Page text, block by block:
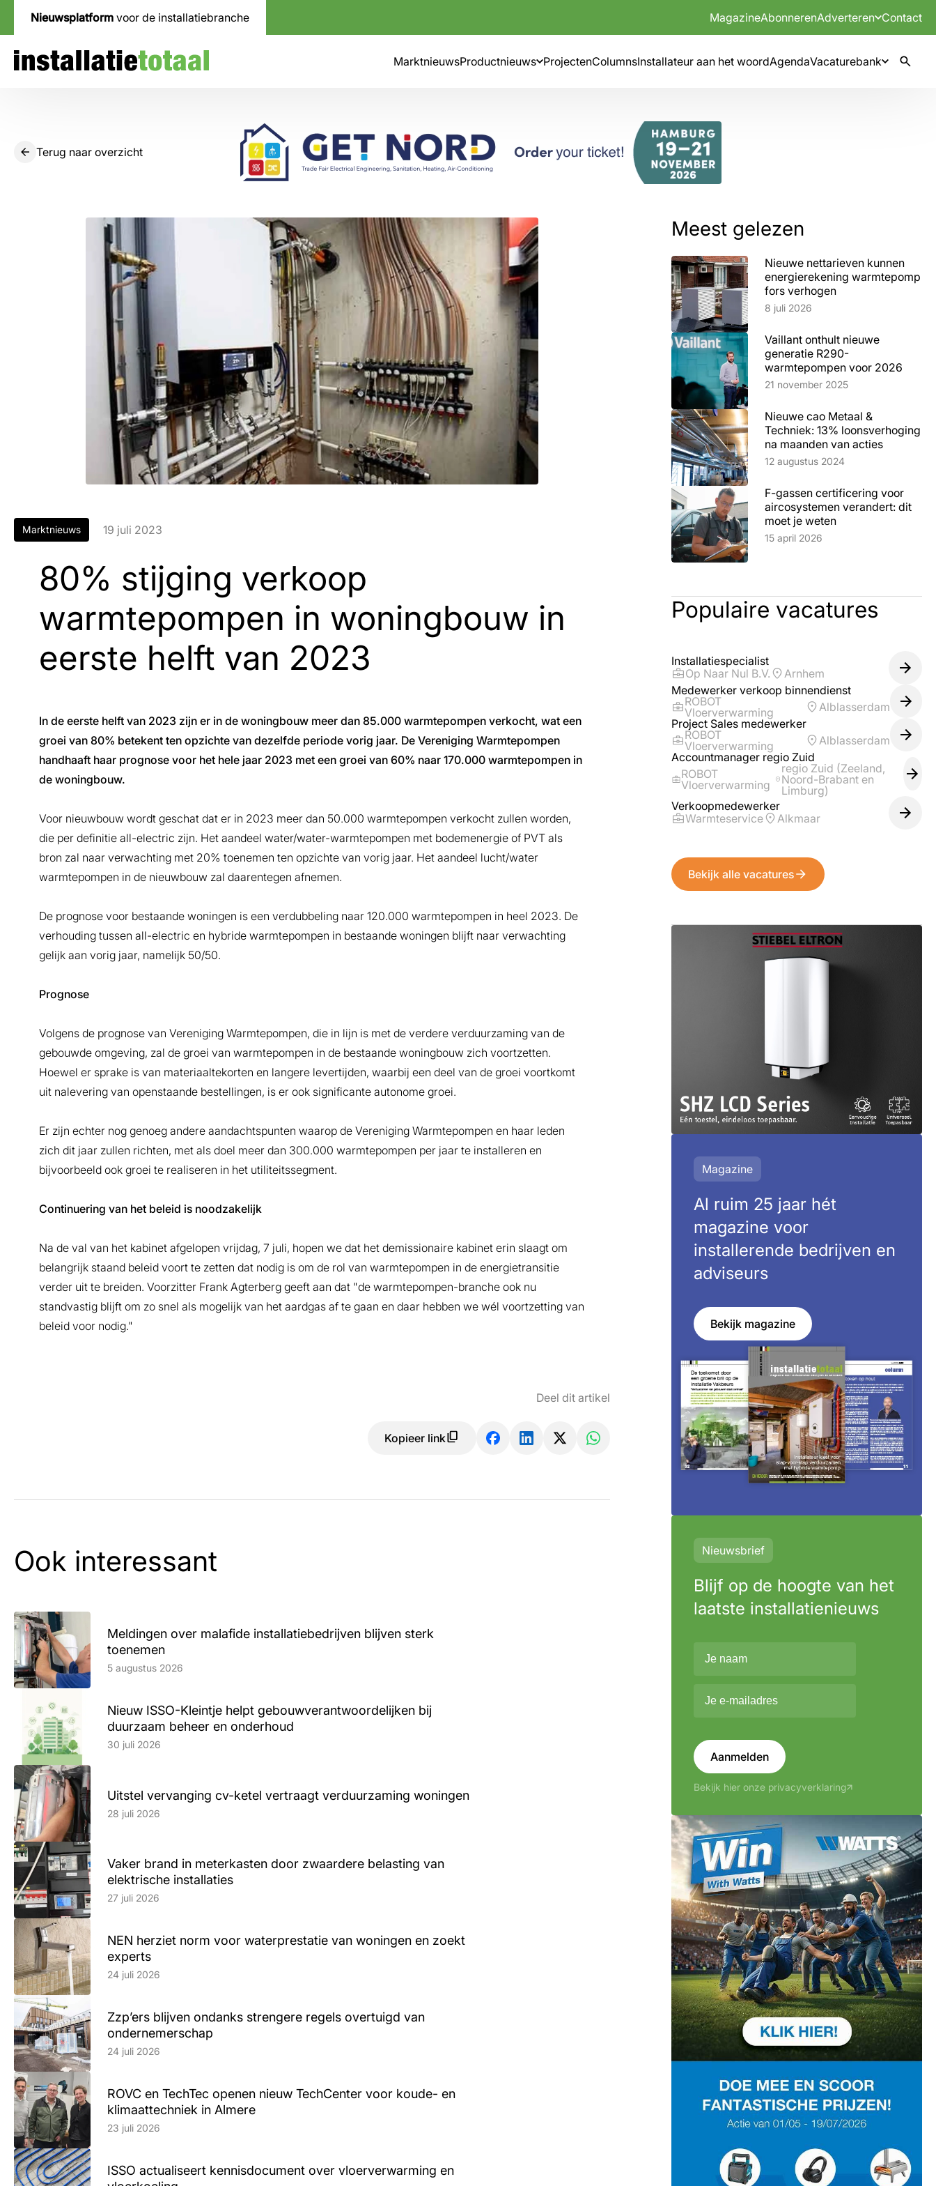
Nieuwsplatform voor de installatiebranche MagazineAbonnerenAdverteren Contact
MarktnieuwsProductnieuws ProjectenColumnsInstallateur aan het woordAgendaVacaturebank
Terug naar overzicht
Marktnieuws 19 juli 2023
80% stijging verkoop
warmtepompen in woningbouw in
eerste helft van 2023
In de eerste helft van 2023 zijn er in de woningbouw meer dan 85.000 warmtepompen verkocht, wat een
groei van 80% betekent ten opzichte van dezelfde periode vorig jaar. De Vereniging Warmtepompen
handhaaft haar prognose voor het hele jaar 2023 met een groei van 60% naar 170.000 warmtepompen in
de woningbouw.
Voor nieuwbouw wordt geschat dat er in 2023 meer dan 50.000 warmtepompen verkocht zullen worden,
die per definitie all-electric zijn. Het aandeel water/water-warmtepompen met bodemenergie of PVT als
bron zal naar verwachting met 20% toenemen ten opzichte van vorig jaar. Het aandeel lucht/water
warmtepompen in de nieuwbouw zal daarentegen afnemen.
De prognose voor bestaande woningen is een verdubbeling naar 120.000 warmtepompen in heel 2023. De
verhouding tussen all-electric en hybride warmtepompen in bestaande woningen blijft naar verwachting
gelijk aan vorig jaar, namelijk 50/50.
Prognose
Volgens de prognose van Vereniging Warmtepompen, die in lijn is met de verdere verduurzaming van de
gebouwde omgeving, zal de groei van warmtepompen in de bestaande woningbouw zich voortzetten.
Hoewel er sprake is van materiaaltekorten en langere levertijden, waarbij een deel van de groei voortkomt
uit nalevering van openstaande bestellingen, is er ook significante autonome groei.
Er zijn echter nog genoeg andere aandachtspunten waarop de Vereniging Warmtepompen en haar leden
zich dit jaar zullen richten, met als doel meer dan 300.000 warmtepompen per jaar te installeren en
bijvoorbeeld ook groei te realiseren in het utiliteitssegment.
Continuering van het beleid is noodzakelijk
Na de val van het kabinet afgelopen vrijdag, 7 juli, hopen we dat het demissionaire kabinet erin slaagt om
belangrijk staand beleid voort te zetten dat nodig is om de rol van warmtepompen in de energietransitie
verder uit te breiden. Voorzitter Frank Agterberg geeft aan dat "de warmtepompen-branche ook nu
standvastig blijft om zo snel als mogelijk van het aardgas af te gaan en daar hebben we wél voortzetting van
beleid voor nodig."
Deel dit artikel
Kopieer link
Ook interessant
Meldingen over malafide installatiebedrijven blijven sterk
toenemen
Lees artikel
5 augustus 2026
Nieuw ISSO-Kleintje helpt gebouwverantwoordelijken bij
duurzaam beheer en onderhoud
Lees artikel
30 juli 2026
Uitstel vervanging cv-ketel vertraagt verduurzaming woningen
Lees artikel
28 juli 2026
Vaker brand in meterkasten door zwaardere belasting van
elektrische installaties
Lees artikel
27 juli 2026
NEN herziet norm voor waterprestatie van woningen en zoekt
experts
Lees artikel
24 juli 2026
Zzp’ers blijven ondanks strengere regels overtuigd van
ondernemerschap
Lees artikel
24 juli 2026
ROVC en TechTec openen nieuw TechCenter voor koude- en
klimaattechniek in Almere
Lees artikel
23 juli 2026
ISSO actualiseert kennisdocument over vloerverwarming en
Meest gelezen
Nieuwe nettarieven kunnen
energierekening warmtepomp
fors verhogen
Lees artikel
8 juli 2026
Vaillant onthult nieuwe
generatie R290-
warmtepompen voor 2026
Lees artikel
21 november 2025
Nieuwe cao Metaal &
Techniek: 13% loonsverhoging
na maanden van acties
Lees artikel
12 augustus 2024
F-gassen certificering voor
aircosystemen verandert: dit
moet je weten
Lees artikel
15 april 2026
Populaire vacatures
Installatiespecialist
Op Naar Nul B.V.
Arnhem
Medewerker verkoop binnendienst
ROBOT
Vloerverwarming
Alblasserdam
Project Sales medewerker
ROBOT
Vloerverwarming
Alblasserdam
Accountmanager regio Zuid
ROBOT
Vloerverwarming
regio Zuid (Zeeland,
Noord-Brabant en
Limburg)
Verkoopmedewerker
Warmteservice
Alkmaar
Bekijk alle vacatures
Magazine
Al ruim 25 jaar hét
magazine voor
installerende bedrijven en
adviseurs
Bekijk magazine
Nieuwsbrief
Blijf op de hoogte van het
laatste installatienieuws
Aanmelden
Bekijk hier onze privacyverklaring